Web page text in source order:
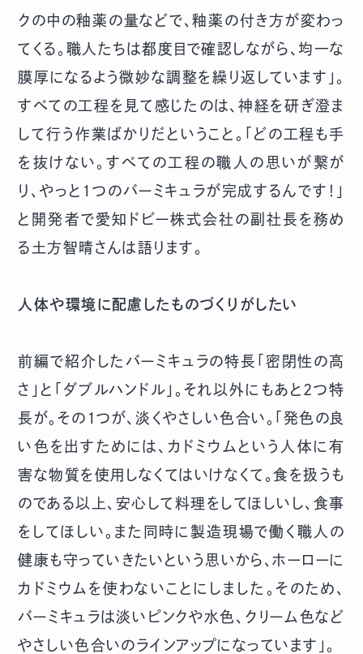
クの中の釉薬の量などで、釉薬の付き方が変わっ
てくる。職人たちは都度目で確認しながら、均一な
膜厚になるよう微妙な調整を繰り返しています」。
すべての工程を見て感じたのは、神経を研ぎ澄ま
して行う作業ばかりだということ。「どの工程も手
を抜けない。すべての工程の職人の思いが繋が
り、やっと1つのバーミキュラが完成するんです！」
と開発者で愛知ドビー株式会社の副社長を務め
る土方智晴さんは語ります。
人体や環境に配慮したものづくりがしたい
前編で紹介したバーミキュラの特長「密閉性の高
さ」と「ダブルハンドル」。それ以外にもあと2つ特
長が。その1つが、淡くやさしい色合い。「発色の良
い色を出すためには、カドミウムという人体に有
害な物質を使用しなくてはいけなくて。食を扱うも
のである以上、安心して料理をしてほしいし、食事
をしてほしい。また同時に製造現場で働く職人の
健康も守っていきたいという思いから、ホーローに
カドミウムを使わないことにしました。そのため、
バーミキュラは淡いピンクや水色、クリーム色など
やさしい色合いのラインアップになっています」。